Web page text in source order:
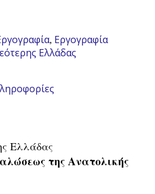
, Εργογραφία
Ελλάδας
Ελλάδας
της Ανατολικής